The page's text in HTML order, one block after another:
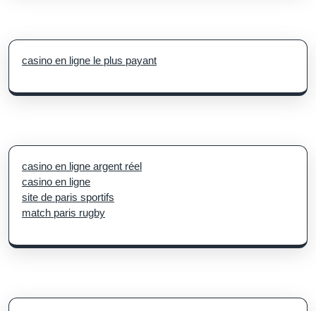
casino en ligne le plus payant
casino en ligne argent réel
casino en ligne
site de paris sportifs
match paris rugby